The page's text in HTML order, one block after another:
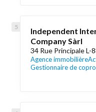
Independent
Company Sàrl
34 Rue Principale L-
Agence immobilière
Gestionnaire de